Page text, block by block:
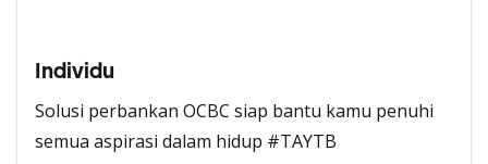
Individu
Solusi perbankan OCBC siap bantu kamu penuhi
semua aspirasi dalam hidup #TAYTB